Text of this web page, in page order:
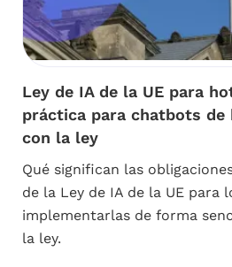
Ley de IA de la UE para
práctica para chatbots
con la ley
Qué significan las
de la Ley de IA de la UE para
implementarlas de forma
la ley.